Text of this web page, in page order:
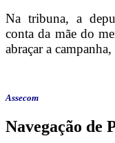
Na tribuna, a
conta da mãe do
abraçar a
Assecom
Navegação de